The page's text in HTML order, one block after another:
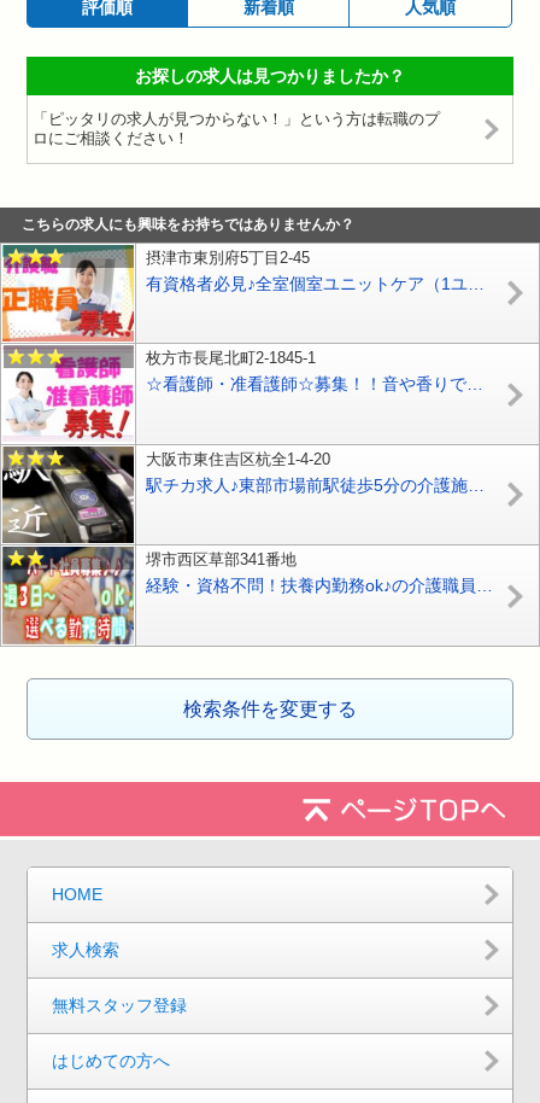
評価順 新着順 人気順
お探しの求人は見つかりましたか？
「ピッタリの求人が見つからない！」という方は転職のプ
ロにご相談ください！
こちらの求人にも興味をお持ちではありませんか？
摂津市東別府5丁目2-45
枚方市長尾北町2-1845-1
☆看護師・准看護師☆募集！！音や香りで癒しの空間☆アットホームな介護老人保健施設で働きませんか？パート勤務可能です！お気軽にお問合せください！【枚方市】【正社員】【ID：1380-hk-kg-s-s】
大阪市東住吉区杭全1-4-20
堺市西区草部341番地
経験・資格不問！扶養内勤務ok♪の介護職員のパートの求人募集^^高時給1,064円♪選べる勤務日数・時間♪【堺市西区】【パート社員】【ID：1016-skn-n0-p-s-01】
検索条件を変更する
HOME
求人検索
無料スタッフ登録
はじめての方へ